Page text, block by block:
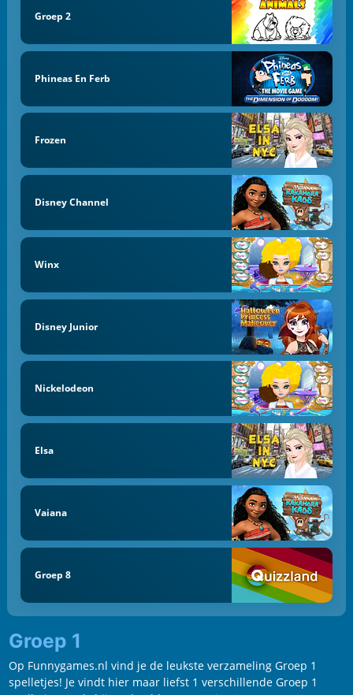
Groep 2
Phineas En Ferb
Frozen
Disney Channel
Winx
Disney Junior
Nickelodeon
Elsa
Vaiana
Groep 8
Groep 1
Op Funnygames.nl vind je de leukste verzameling Groep 1
spelletjes! Je vindt hier maar liefst 1 verschillende Groep 1